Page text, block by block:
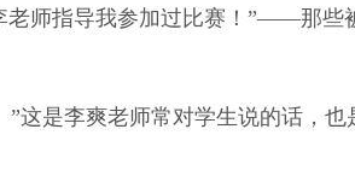
师指导我参加过比赛！”——那些
是李爽老师常对学生说的话，也